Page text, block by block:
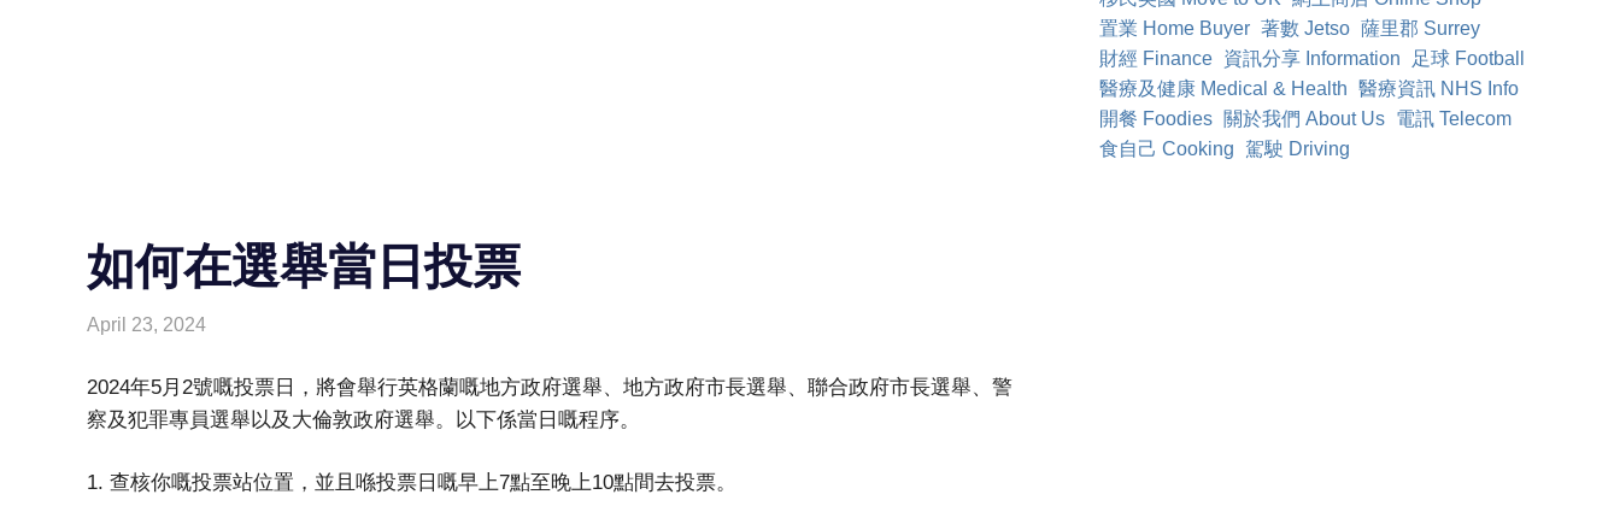
如何在選舉當日投票
April 23, 2024
2024年5月2號嘅投票日，將會舉行英格蘭嘅地方政府選舉、地方政府市長選舉、聯合政府市長選舉、警
察及犯罪專員選舉以及大倫敦政府選舉。以下係當日嘅程序。
1. 查核你嘅投票站位置，並且喺投票日嘅早上7點至晚上10點間去投票。
置業 Home Buyer 著數 Jetso 薩里郡 Surrey
財經 Finance 資訊分享 Information
足球 Football
醫療及健康 Medical & Health 醫療資訊 NHS Info
開餐 Foodies 關於我們 About Us 電訊 Telecom
食自己 Cooking
駕駛 Driving